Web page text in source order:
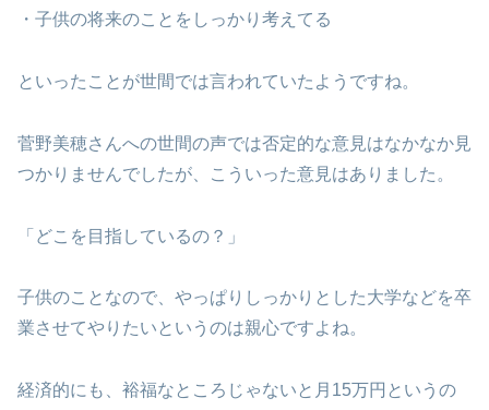
・子供の将来のことをしっかり考えてる
といったことが世間では言われていたようですね。
菅野美穂さんへの世間の声では否定的な意見はなかなか見
つかりませんでしたが、こういった意見はありました。
「どこを目指しているの？」
子供のことなので、やっぱりしっかりとした大学などを卒
業させてやりたいというのは親心ですよね。
経済的にも、裕福なところじゃないと月15万円というの